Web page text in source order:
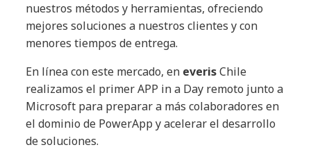
nuestros métodos y herramientas, ofreciendo
mejores soluciones a nuestros clientes y con
menores tiempos de entrega.
En línea con este mercado, en everisChile
realizamos el primer APP in a Day remoto junto a
Microsoft para preparar a más colaboradores en
el dominio de PowerApp y acelerar el desarrollo
de soluciones.